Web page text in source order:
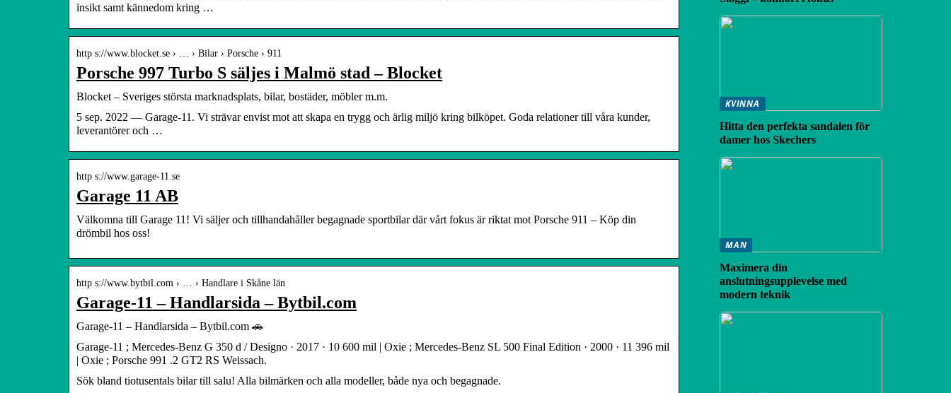
insikt samt kännedom kring …
http s://www.blocket.se › … › Bilar › Porsche › 911
Porsche 997 Turbo S säljes i Malmö stad – Blocket
Blocket – Sveriges största marknadsplats, bilar, bostäder, möbler m.m.
5 sep. 2022 — Garage-11. Vi strävar envist mot att skapa en trygg och ärlig miljö kring bilköpet. Goda relationer till våra kunder,
leverantörer och …
http s://www.garage-11.se
Garage 11 AB
Välkomna till Garage 11! Vi säljer och tillhandahåller begagnade sportbilar där vårt fokus är riktat mot Porsche 911 – Köp din
drömbil hos oss!
http s://www.bytbil.com › … › Handlare i Skåne län
Garage-11 – Handlarsida – Bytbil.com
Garage-11 – Handlarsida – Bytbil.com 🚗
Garage-11 ; Mercedes-Benz G 350 d / Designo · 2017 · 10 600 mil | Oxie ; Mercedes-Benz SL 500 Final Edition · 2000 · 11 396 mil
| Oxie ; Porsche 991 .2 GT2 RS Weissach.
Sök bland tiotusentals bilar till salu! Alla bilmärken och alla modeller, både nya och begagnade.
KVINNA
Hitta den perfekta sandalen för
damer hos Skechers
MAN
Maximera din
anslutningsupplevelse med
modern teknik